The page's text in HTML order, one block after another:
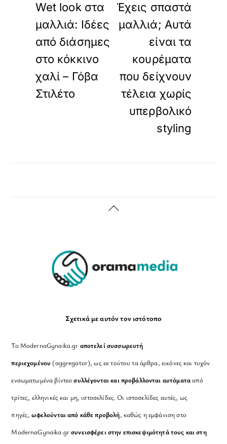
Wet look στα
μαλλιά: Ιδέες
από διάσημες
στο κόκκινο
χαλί – Γόβα
Στιλέτο
Έχεις σπαστά
μαλλιά; Αυτά
είναι τα
κουρέματα
που δείχνουν
τέλεια χωρίς
υπερβολικό
styling
Back
Σχετικά με αυτόν τον ιστότοπο
Το ModernaGynaika.gr αποτελεί συσσωρευτή
περιεχομένου (aggregator), ως εκ τούτου τα άρθρα, εικόνες και τυχόν
ενσωματωμένα βίντεοσυλλέγονται και προβάλλονται αυτόματααπό
τρίτες, ελληνικές και μη, ιστοσελίδες. Οι ιστοσελίδες αυτές, ως
πηγές,ωφελούνται από κάθε προβολή, καθώς η εμφάνιση στο
ModernaGynaika.grσυνεισφέρει στην επισκεψιμότητά τους και στη